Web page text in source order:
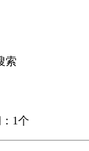
索
1个